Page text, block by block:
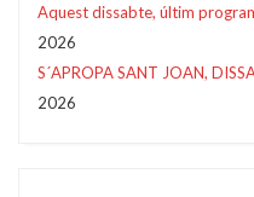
Aquest dissabte, últim
2026
S´APROPA SANT JOAN,
2026